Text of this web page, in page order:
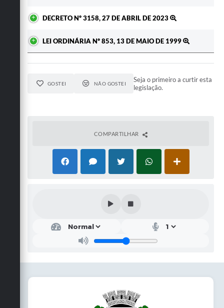
DECRETO Nº 3158, 27 DE ABRIL DE 2023
LEI ORDINÁRIA Nº 853, 13 DE MAIO DE 1999
GOSTEI NÃO GOSTEI
Seja o primeiro a curtir esta
legislação.
COMPARTILHAR